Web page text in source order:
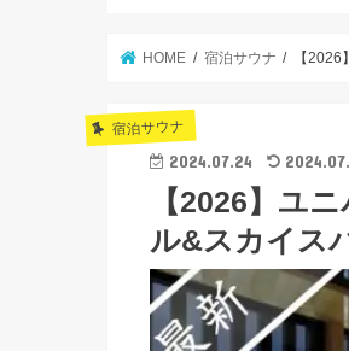
HOME 宿泊サウナ 【
宿泊サウナ
2024.07.24
【2026】ユ
ル&スカイス